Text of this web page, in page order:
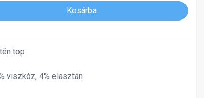
Kosárba
top
viszkóz, 4% elasztán